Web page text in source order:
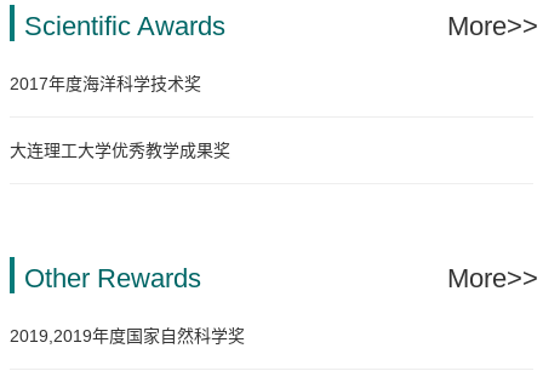
Scientific Awards More>>
2017年度海洋科学技术奖
大连理工大学优秀教学成果奖
Other Rewards More>>
2019,2019年度国家自然科学奖